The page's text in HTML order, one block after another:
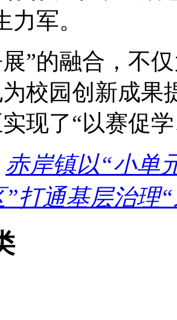
力军。
”的融合，不
校园创新成果
现了“以赛促
赤岸镇以“小单
”打通基层治理